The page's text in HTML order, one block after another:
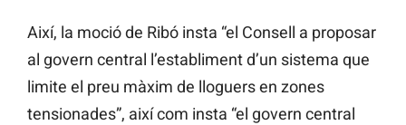
Així, la moció de Ribó insta “el Consell a proposar
al govern central l’establiment d’un sistema que
limite el preu màxim de lloguers en zones
tensionades”, així com insta “el govern central